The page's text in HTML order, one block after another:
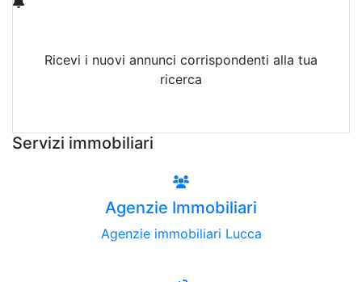
Ricevi i nuovi annunci corrispondenti alla tua
ricerca
Servizi immobiliari
Agenzie Immobiliari
Agenzie immobiliari Lucca